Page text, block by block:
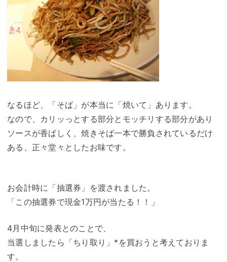
なるほど、「そば」が本当に「焼いて」あります。
なので、カリッっとする部分とモッチリする部分があり
ソースが香ばしく、焼きそば一本で勝負されているだけ
ある、正々堂々としたお味です。
お会計時に「抽選券」を渡されました。
「この抽選券で現金1万円が当たる！！」
4月中旬に発表とのことで、
当選しましたら「ちり取り」*を買おうと考えておりま
す。